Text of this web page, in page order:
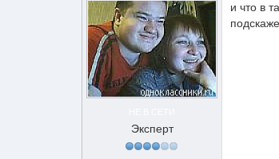
Эксперт
и что в